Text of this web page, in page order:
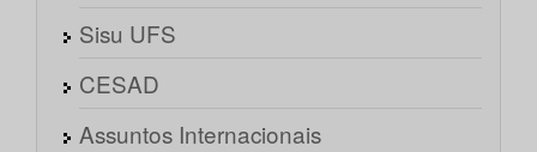
Sisu UFS
CESAD
Assuntos Internacionais